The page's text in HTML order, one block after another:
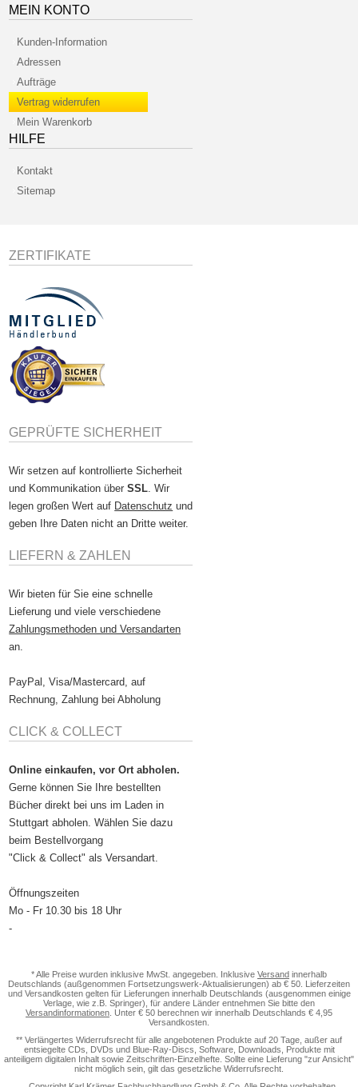
MEIN KONTO
Kunden-Information
Adressen
Aufträge
Vertrag widerrufen
Mein Warenkorb
HILFE
Kontakt
Sitemap
ZERTIFIKATE
GEPRÜFTE SICHERHEIT
Wir setzen auf kontrollierte Sicherheit
und Kommunikation überSSL. Wir
legen großen Wert auf Datenschutz und
geben Ihre Daten nicht an Dritte weiter.
LIEFERN & ZAHLEN
Wir bieten für Sie eine schnelle
Lieferung und viele verschiedene
Zahlungsmethoden und Versandarten
an.
PayPal, Visa/Mastercard, auf
Rechnung, Zahlung bei Abholung
CLICK & COLLECT
Online einkaufen, vor Ort abholen.
Gerne können Sie Ihre bestellten
Bücher direkt bei uns im Laden in
Stuttgart abholen. Wählen Sie dazu
beim Bestellvorgang
"Click & Collect" als Versandart.
Öffnungszeiten
Mo - Fr 10.30 bis 18 Uhr
-
* Alle Preise wurden inklusive MwSt. angegeben. Inklusive Versand innerhalb
Deutschlands (außgenommen Fortsetzungswerk-Aktualisierungen) ab € 50. Lieferzeiten
und Versandkosten gelten für Lieferungen innerhalb Deutschlands (ausgenommen einige
Verlage, wie z.B. Springer), für andere Länder entnehmen Sie bitte den
Versandinformationen . Unter € 50 berechnen wir innerhalb Deutschlands € 4,95
Versandkosten.
** Verlängertes Widerrufsrecht für alle angebotenen Produkte auf 20 Tage, außer auf
entsiegelte CDs, DVDs und Blue-Ray-Discs, Software, Downloads, Produkte mit
anteiligem digitalen Inhalt sowie Zeitschriften-Einzelhefte. Sollte eine Lieferung "zur Ansicht"
nicht möglich sein, gilt das gesetzliche Widerrufsrecht.